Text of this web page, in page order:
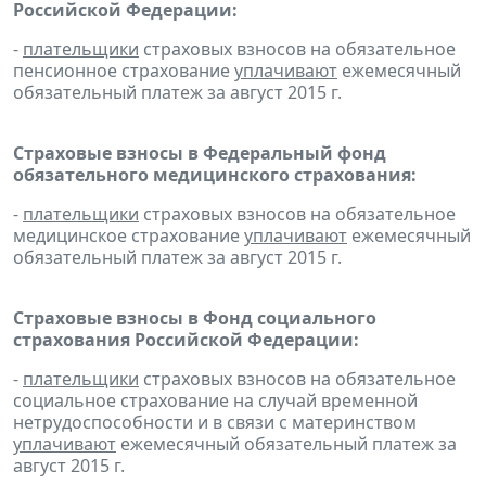
Российской Федерации:
- плательщики страховых взносов на обязательное
пенсионное страхованиеуплачивают ежемесячный
обязательный платеж за август 2015 г.
Страховые взносы в Федеральный фонд
обязательного медицинского страхования:
- плательщики страховых взносов на обязательное
медицинское страхованиеуплачивают ежемесячный
обязательный платеж за август 2015 г.
Страховые взносы в Фонд социального
страхования Российской Федерации:
- плательщики страховых взносов на обязательное
социальное страхование на случай временной
нетрудоспособности и в связи с материнством
уплачивают ежемесячный обязательный платеж за
август 2015 г.